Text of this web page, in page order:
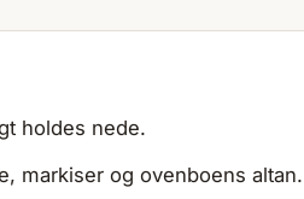
holdes nede.
markiser og ovenboens altan.